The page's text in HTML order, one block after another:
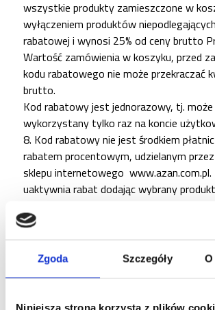
Zgoda Szczegóły
Niniejsza strona korzysta z plików
wszystkie produkty zamieszczone w
wyłączeniem produktów
rabatowej i wynosi 25% od ceny brutto
Wartość zamówienia w koszyku, przed
kodu rabatowego nie może przekraczać
brutto.
Kod rabatowy jest jednorazowy, tj.
wykorzystany tylko raz na koncie
8. Kod rabatowy nie jest środkiem
rabatem procentowym, udzielanym przez
sklepu internetowego
uaktywnia rabat dodając wybrany
poprawnego kodu oraz zaakceptowaniu
ceny brutto produktu zgodnie z zasadami